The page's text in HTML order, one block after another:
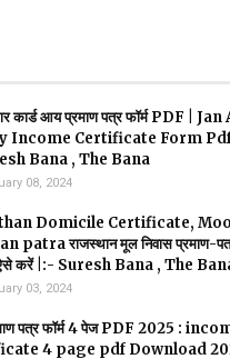
कार्ड आय प्रमाण पत्र फॉर्म PDF |
Income Certificate Form
Bana , The Bana
08, 2024
Domicile Certificate,
patra राजस्थान मूल निवास प्रमाण-
करें |:- Suresh Bana , The
03, 2024
पत्र फॉर्म 4 पेज PDF 2025 :
4 page pdf Download